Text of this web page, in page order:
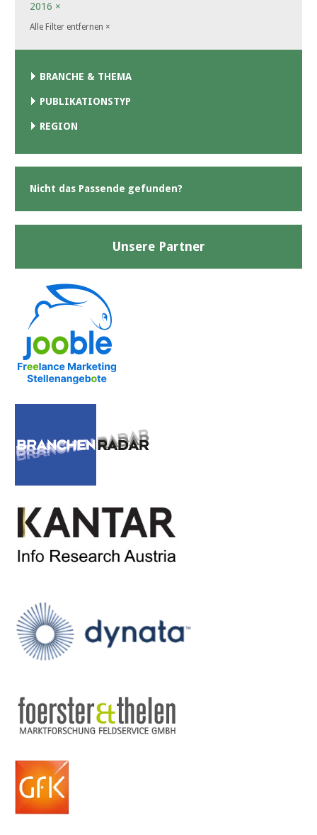
2016 ×
Alle Filter entfernen ×
BRANCHE & THEMA
PUBLIKATIONSTYP
REGION
Nicht das Passende gefunden?
Unsere Partner